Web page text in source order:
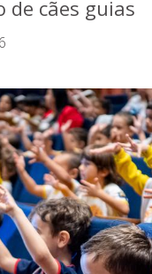
cães guias